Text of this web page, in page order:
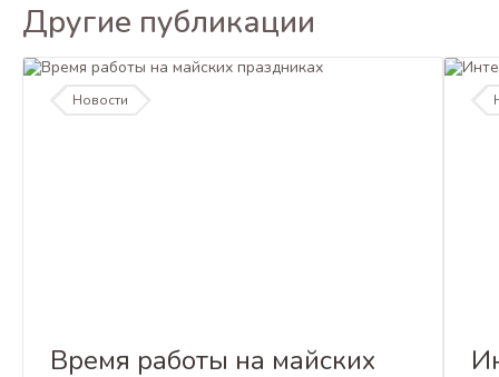
Другие публикации
Новости
Время работы на майских